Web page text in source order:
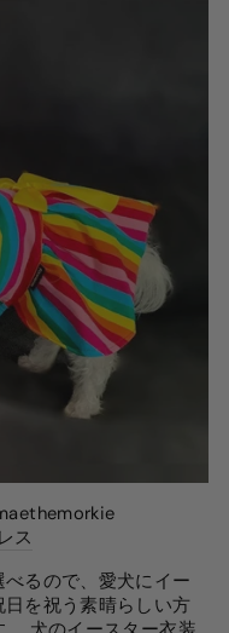
ス
るので、愛犬にイー
を祝う素晴らしい方